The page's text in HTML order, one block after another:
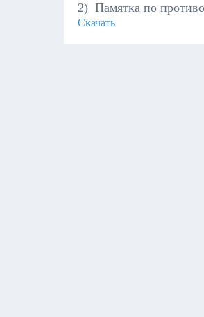
2) Памятка по
Скачать